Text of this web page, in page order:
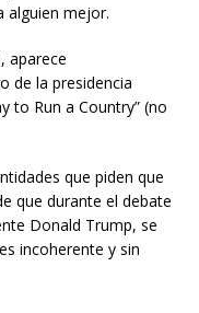
alguien mejor.
aparece
de la presidencia
to Run a Country” (no
que piden que
que durante el debate
Donald Trump, se
incoherente y sin